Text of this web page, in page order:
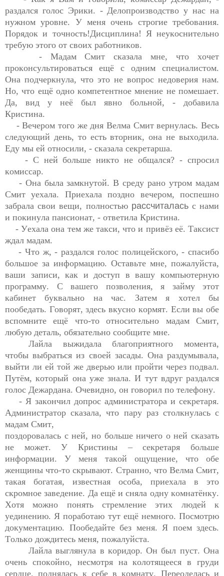
раздался голос Эрики. - Делопроизводство у нас на
нужном уровне. У меня очень строгие требования.
Порядок и точность!Дисциплина! Я неукоснительно
требую этого от своих работников.
- Мадам Смит сказала мне, что хочет
проконсультироваться ещё с одним специалистом.
Она подчеркнула, что это не вопрос недоверия нам.
Но, что ещё одно компетентное мнение не помешает.
Да, вид у неё был явно больной, - добавила
Кристина.
- Вечером того же дня Велма Смит вернулась. Весь
Еду мы ей относили, - сказала секретарша.
- С ней больше никто не общался? - спросил
комиссар.
- Она была замкнутой. В среду рано утром мадам
Смит уехала. Приехала поздно вечером, поспешно
забрала свои вещи, полностью рассчиталась с нами
и покинула пансионат, - ответила Кристина.
- Уехала она тем же такси, что и привёз её. Таксист
ждал мадам.
- Что ж, - раздался голос полицейского, - спасибо
большое за информацию. Оставьте мне, пожалуйста,
ваши записи, как и доступ в вашу компьютерную
программу. С вашего позволения, я займу этот
кабинет буквально на час. Затем я хотел бы
пообедать. Говорят, здесь вкусно кормят. Если вы обе
вспомните ещё что-то относительно мадам Смит,
любую деталь, обязательно сообщите мне.
Лайла выжидала благоприятного момента,
чтобы выбраться из своей засады. Она раздумывала,
выйти ли ей той же дверью или пройти через подвал.
Путём, который она уже знала. И тут вдруг раздался
голос Дежардана. Очевидно, он говорил по телефону.
- Я закончил допрос администратора и секретаря.
Администратор сказала, что пару раз столкнулась с
мадам Смит,
поздоровалась с ней, но больше ничего о ней сказать
не может. У Кристины – секретаря больше
информации. У меня такой ощущение, что обе
женщины что-то скрывают. Странно, что Велма Смит,
такая богатая, известная особа, приехала в это
скромное заведение. Да ещё и сняла одну комнатёнку.
Хотя можно понять стремление этих людей к
уединению. Я поработаю тут ещё немного. Посмотрю
документацию. Пообедайте без меня. Я поем здесь.
Только дождитесь меня, пожалуйста.
Лайла выглянула в коридор. Он был пуст. Она
очень спокойно, несмотря на колотящееся в груди
сердце, поднялась к себе в комнату. Переоделась и